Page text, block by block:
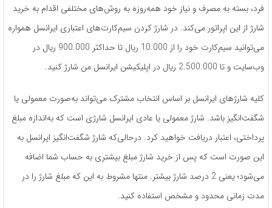
فرد، بسته به مصرف و نیاز خود همه‌روزه به روش‌های مختلفی اقدام به خرید
شارژ از این اپراتور می‌کند. در شارژ کردن سیم‌کارت‌های اعتباری ایرانسل همواره
می‌توانید سیم‌کارت خود را از 10.000 ریال تا حداکثر 900.000 ریال در
وب‌سایت و تا 2.500.000 ریال در اپلیکیشن ایرانسل من شارژ کنید.
کلیه شارژهای ایرانسل بر اساس انتخاب مشترک می‌تواند به‌صورت معمولی یا
شگفت‌انگیز باشد. شارژ معمولی یا عادی ایرانسل شارژی است که به‌اندازه مبلغ
پرداختی، اعتبار دریافت خواهید کرد. درحالی‌که شارژ شگفت‌انگیز ایرانسل به
این صورت است که پس از خرید شارژ مبلغ بیشتری به حساب شما اضافه
می‌شود؛ یعنی 2 درصد شارژ بیشتر. منتها مشروط به این که مبلغ شارژ را در
مدت زمانی محدود و مشخص استفاده کنید.